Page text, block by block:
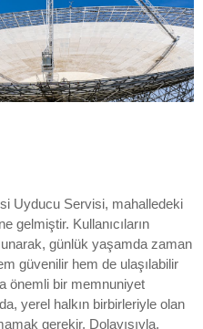
Uyducu Servisi, mahalledeki
gelmiştir. Kullanıcıların
günlük yaşamda zaman
güvenilir hem de ulaşılabilir
önemli bir memnuniyet
yerel halkın birbirleriyle olan
gerekir. Dolayısıyla,